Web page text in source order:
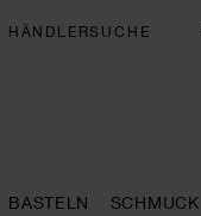
HÄNDLERSUCHE
BASTELN SCHMUCK